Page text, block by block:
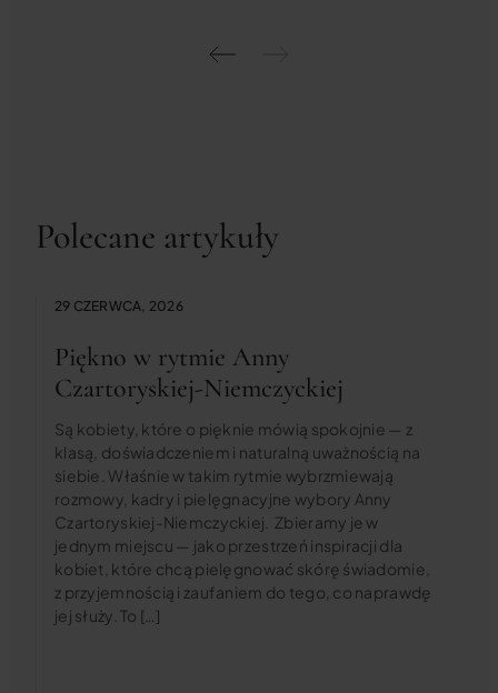
Polecane artykuły
29 CZERWCA, 2026
Piękno w rytmie Anny
Czartoryskiej-Niemczyckiej
Są kobiety, które o pięknie mówią spokojnie — z
klasą, doświadczeniem i naturalną uważnością na
siebie. Właśnie w takim rytmie wybrzmiewają
rozmowy, kadry i pielęgnacyjne wybory Anny
Czartoryskiej-Niemczyckiej. Zbieramy je w
jednym miejscu — jako przestrzeń inspiracji dla
kobiet, które chcą pielęgnować skórę świadomie,
z przyjemnością i zaufaniem do tego, co naprawdę
jej służy. To […]